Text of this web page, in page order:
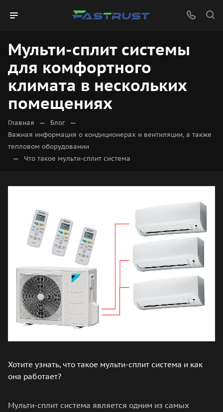
Мульти-сплит системы
для комфортного
климата в нескольких
помещениях
Главная — Блог —
Важная информация о кондиционерах и вентиляции, а также
тепловом оборудовании
— Что такое мульти-сплит система
Хотите узнать, что такое мульти-сплит система и как
она работает?
Мульти-сплит система является одним из самых